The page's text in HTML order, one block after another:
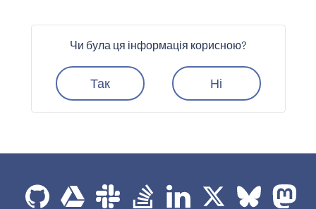
Чи була ця інформація корисною?
Так Ні